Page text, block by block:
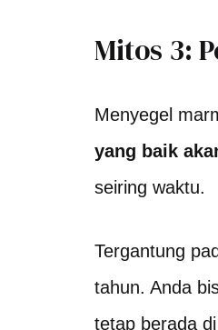
Mitos 3:
Menyegel
yang baik
seiring waktu.
Tergantung
tahun. Anda
tetap berada